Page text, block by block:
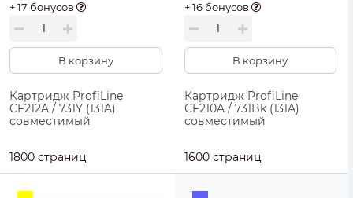
+ 17 бонусов
В корзину
Картридж ProfiLine
CF212A / 731Y (131A)
совместимый
1800 страниц
+ 16 бонусов
В корзину
Картридж ProfiLine
CF210A / 731Bk (131A)
совместимый
1600 страниц